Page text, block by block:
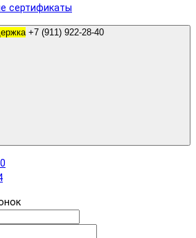
сертификаты
+7 (911) 922-28-40